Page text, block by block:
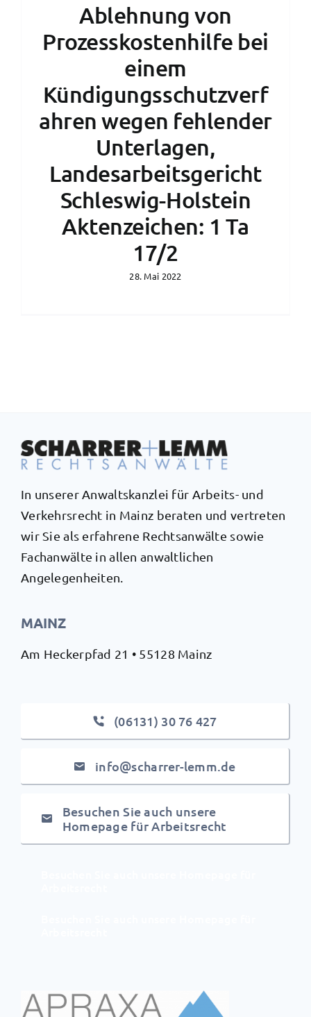
Ablehnung von
Prozesskostenhilfe bei
einem
Kündigungsschutzverf
ahren wegen fehlender
Unterlagen,
Landesarbeitsgericht
Schleswig-Holstein
Aktenzeichen: 1 Ta
17/2
28. Mai 2022
In unserer Anwaltskanzlei für Arbeits- und
Verkehrsrecht in Mainz beraten und vertreten
wir Sie als erfahrene Rechtsanwälte sowie
Fachanwälte in allen anwaltlichen
Angelegenheiten.
MAINZ
Am Heckerpfad 21 • 55128 Mainz
(06131) 30 76 427
info@scharrer-lemm.de
Besuchen Sie auch unsere
Homepage für Arbeitsrecht